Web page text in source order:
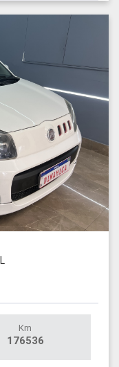
Km
176536